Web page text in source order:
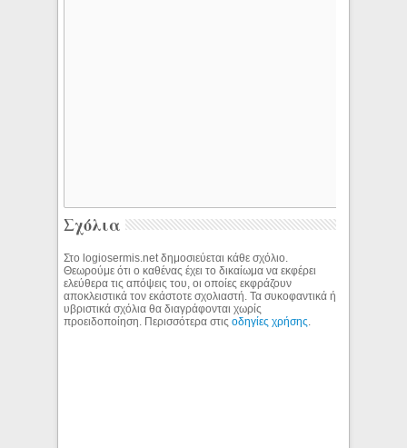
Σχόλια
Στο logiosermis.net δημοσιεύεται κάθε σχόλιο.
Θεωρούμε ότι ο καθένας έχει το δικαίωμα να εκφέρει
ελεύθερα τις απόψεις του, οι οποίες εκφράζουν
αποκλειστικά τον εκάστοτε σχολιαστή. Τα συκοφαντικά ή
υβριστικά σχόλια θα διαγράφονται χωρίς
προειδοποίηση. Περισσότερα στιςοδηγίες χρήσης.